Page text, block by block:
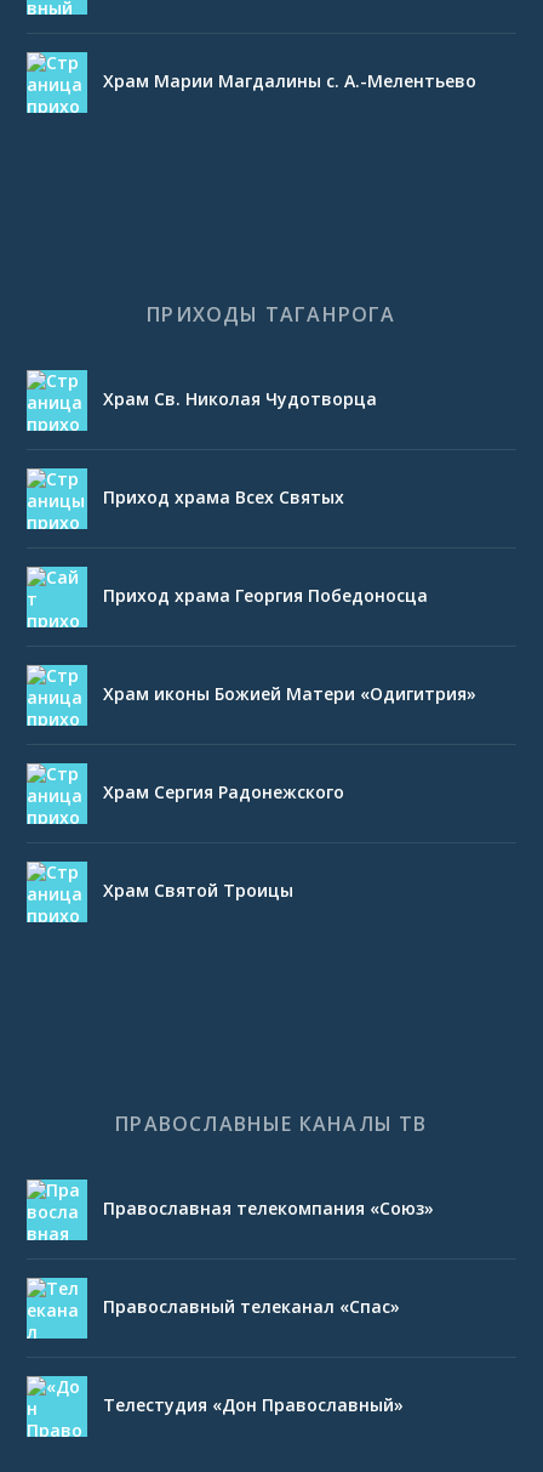
Храм Марии Магдалины с. А.-Мелентьево
ПРИХОДЫ ТАГАНРОГА
Храм Св. Николая Чудотворца
Приход храма Всех Святых
Приход храма Георгия Победоносца
Храм иконы Божией Матери «Одигитрия»
Храм Сергия Радонежского
Храм Святой Троицы
ПРАВОСЛАВНЫЕ КАНАЛЫ ТВ
Православная телекомпания «Союз»
Православный телеканал «Спас»
Телестудия «Дон Православный»